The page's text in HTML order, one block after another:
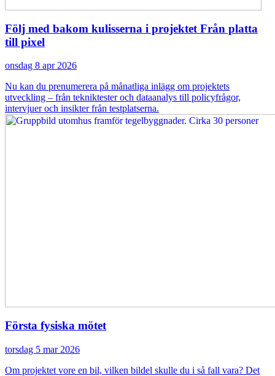
Följ med bakom kulisserna i projektet Från platta
till pixel
onsdag 8 apr 2026
Nu kan du prenumerera på månatliga inlägg om projektets
utveckling – från tekniktester och dataanalys till policyfrågor,
intervjuer och insikter från testplatserna.
Första fysiska mötet
torsdag 5 mar 2026
Om projektet vore en bil, vilken bildel skulle du i så fall vara? Det